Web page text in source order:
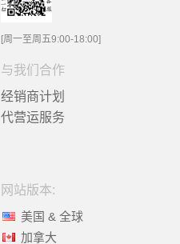
[周一至周五9:00-18:00]
与我们合作
经销商计划
代营运服务
网站版本:
美国 & 全球
加拿大